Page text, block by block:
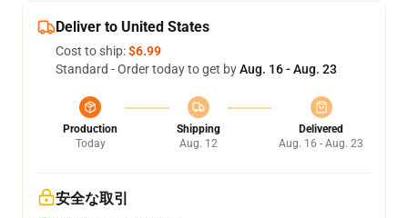
Deliver to United States
Cost to ship:$6.99
Standard - Order today to get byAug. 16 - Aug. 23
Production
Today
Shipping
Aug. 12
Delivered
Aug. 16 - Aug. 23
安全な取引